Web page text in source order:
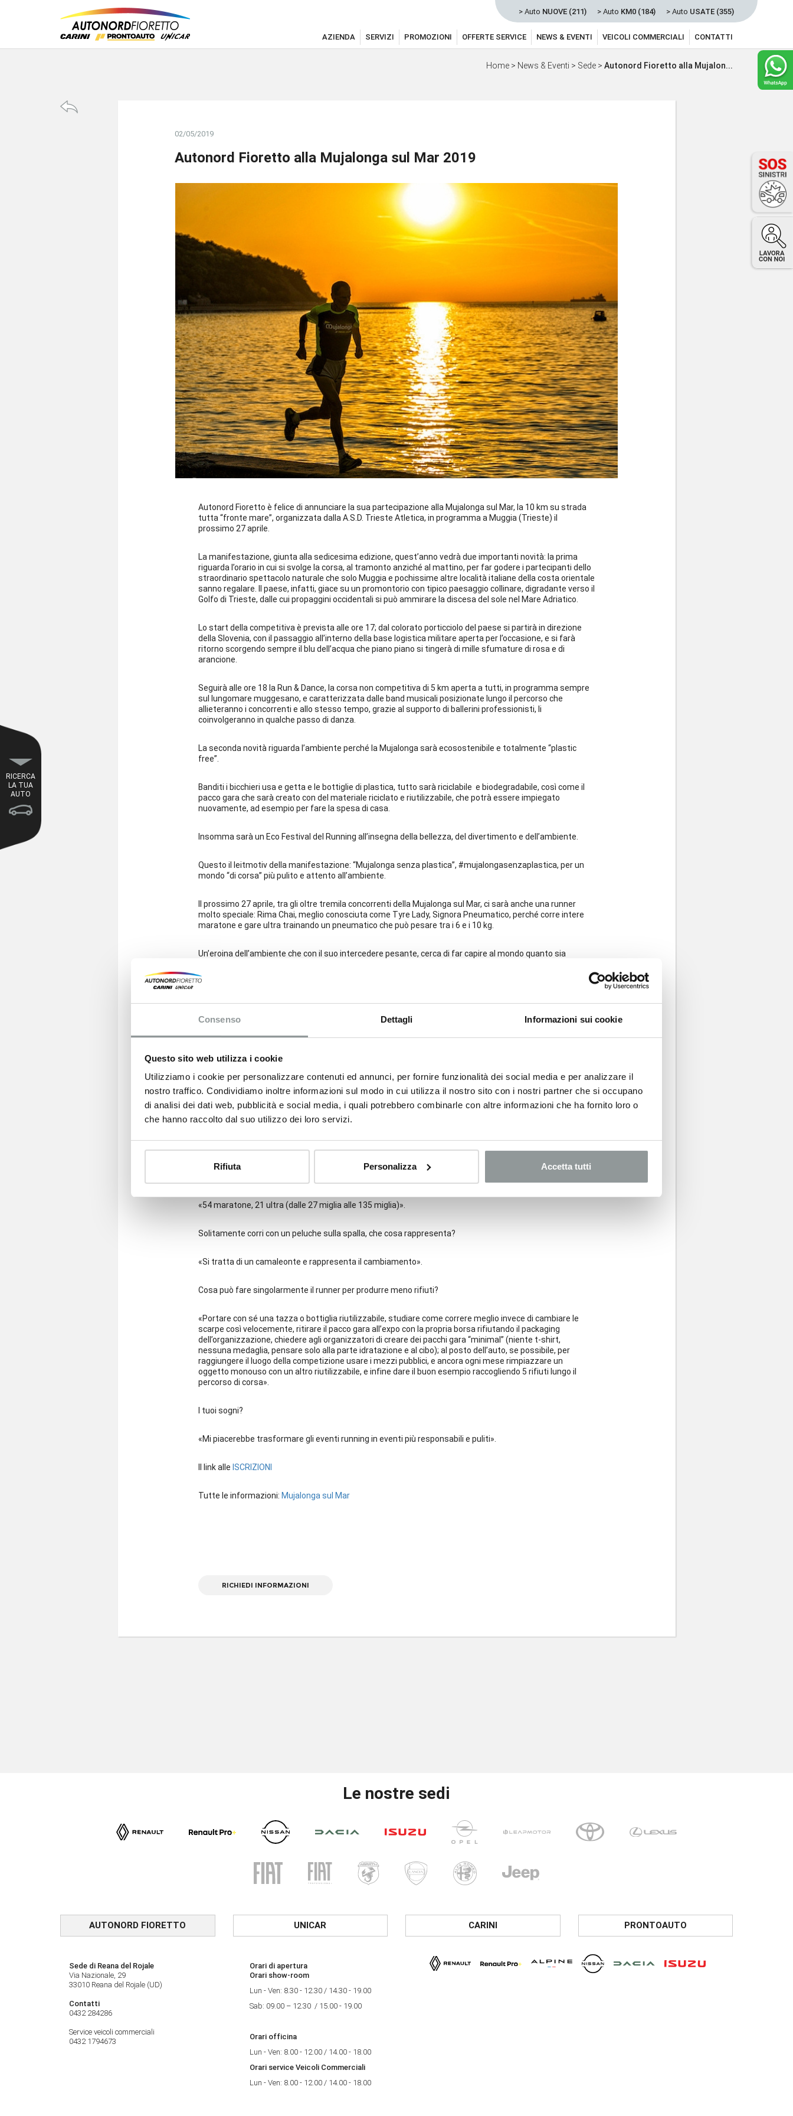
Consenso Dettagli Informazioni sui cookie
Questo sito web utilizza i cookie
Utilizziamo i cookie per personalizzare contenuti ed annunci, per fornire funzionalità dei social media e per analizzare il
nostro traffico. Condividiamo inoltre informazioni sul modo in cui utilizza il nostro sito con i nostri partner che si occupano
di analisi dei dati web, pubblicità e social media, i quali potrebbero combinarle con altre informazioni che ha fornito loro o
che hanno raccolto dal suo utilizzo dei loro servizi.
Rifiuta Personalizza Accetta tutti
> Auto NUOVE (211) > Auto KM0 (184) > Auto USATE (355)
AZIENDA SERVIZI PROMOZIONI OFFERTE SERVICE NEWS & EVENTI VEICOLI COMMERCIALI CONTATTI
Home > News & Eventi > Sede > Autonord Fioretto alla Mujalon...
02/05/2019
Autonord Fioretto alla Mujalonga sul Mar 2019
Autonord Fioretto è felice di annunciare la sua partecipazione alla Mujalonga sul Mar, la 10 km su strada
tutta “fronte mare”, organizzata dalla A.S.D. Trieste Atletica, in programma a Muggia (Trieste) il
prossimo 27 aprile.
La manifestazione, giunta alla sedicesima edizione, quest’anno vedrà due importanti novità: la prima
riguarda l’orario in cui si svolge la corsa, al tramonto anziché al mattino, per far godere i partecipanti dello
straordinario spettacolo naturale che solo Muggia e pochissime altre località italiane della costa orientale
sanno regalare. Il paese, infatti, giace su un promontorio con tipico paesaggio collinare, digradante verso il
Golfo di Trieste, dalle cui propaggini occidentali si può ammirare la discesa del sole nel Mare Adriatico.
Lo start della competitiva è prevista alle ore 17; dal colorato porticciolo del paese si partirà in direzione
della Slovenia, con il passaggio all’interno della base logistica militare aperta per l’occasione, e si farà
ritorno scorgendo sempre il blu dell’acqua che piano piano si tingerà di mille sfumature di rosa e di
arancione.
Seguirà alle ore 18 la Run & Dance, la corsa non competitiva di 5 km aperta a tutti, in programma sempre
sul lungomare muggesano, e caratterizzata dalle band musicali posizionate lungo il percorso che
allieteranno i concorrenti e allo stesso tempo, grazie al supporto di ballerini professionisti, li
coinvolgeranno in qualche passo di danza.
La seconda novità riguarda l’ambiente perché la Mujalonga sarà ecosostenibile e totalmente “plastic
free”.
Banditi i bicchieri usa e getta e le bottiglie di plastica, tutto sarà riciclabile e biodegradabile, così come il
pacco gara che sarà creato con del materiale riciclato e riutilizzabile, che potrà essere impiegato
nuovamente, ad esempio per fare la spesa di casa.
Insomma sarà un Eco Festival del Running all’insegna della bellezza, del divertimento e dell’ambiente.
Questo il leitmotiv della manifestazione: “Mujalonga senza plastica”, #mujalongasenzaplastica, per un
mondo “di corsa” più pulito e attento all’ambiente.
Il prossimo 27 aprile, tra gli oltre tremila concorrenti della Mujalonga sul Mar, ci sarà anche una runner
molto speciale: Rima Chai, meglio conosciuta come Tyre Lady, Signora Pneumatico, perché corre intere
maratone e gare ultra trainando un pneumatico che può pesare tra i 6 e i 10 kg.
Un’eroina dell’ambiente che con il suo intercedere pesante, cerca di far capire al mondo quanto sia
natura e alle conseguenze delle proprie azioni.
Così Rima correrà i 10 kg della Mujalonga sul Mar trainando un pneumatico usato, ma non si limiterà a
l’occorrente trainando una slitta: tenda, cibo, viveri, ecc. e non essendoci neve dove vivo, ho iniziato ad
allenarmi trainando un pneumatico per abituarmi a quel tipo di fatica». E da lì ebbe inizio tutto…
Quale è stata la tua prima maratona trainando un pneumatico?
«Nel 2006, a Singapore, la mia città natale».
«54 maratone, 21 ultra (dalle 27 miglia alle 135 miglia)».
Solitamente corri con un peluche sulla spalla, che cosa rappresenta?
«Si tratta di un camaleonte e rappresenta il cambiamento».
Cosa può fare singolarmente il runner per produrre meno rifiuti?
«Portare con sé una tazza o bottiglia riutilizzabile, studiare come correre meglio invece di cambiare le
scarpe così velocemente, ritirare il pacco gara all’expo con la propria borsa rifiutando il packaging
dell’organizzazione, chiedere agli organizzatori di creare dei pacchi gara “minimal” (niente t-shirt,
nessuna medaglia, pensare solo alla parte idratazione e al cibo); al posto dell’auto, se possibile, per
raggiungere il luogo della competizione usare i mezzi pubblici, e ancora ogni mese rimpiazzare un
oggetto monouso con un altro riutilizzabile, e infine dare il buon esempio raccogliendo 5 rifiuti lungo il
percorso di corsa».
I tuoi sogni?
«Mi piacerebbe trasformare gli eventi running in eventi più responsabili e puliti».
Il link alle ISCRIZIONI
Tutte le informazioni: Mujalonga sul Mar
RICHIEDI INFORMAZIONI
RICERCA
LA TUA
AUTO
Le nostre sedi
AUTONORD FIORETTO UNICAR CARINI PRONTOAUTO
Sede di Reana del Rojale
Via Nazionale, 29
33010 Reana del Rojale (UD)
Contatti
0432 284286
Service veicoli commerciali
0432 1794673
Orari di apertura
Orari show-room
Lun - Ven: 8.30 - 12.30 / 14.30 - 19.00
Sab: 09.00 – 12.30 / 15.00 - 19.00
Orari officina
Lun - Ven: 8.00 - 12.00 / 14.00 - 18.00
Orari service Veicoli Commerciali
Lun - Ven: 8.00 - 12.00 / 14.00 - 18.00